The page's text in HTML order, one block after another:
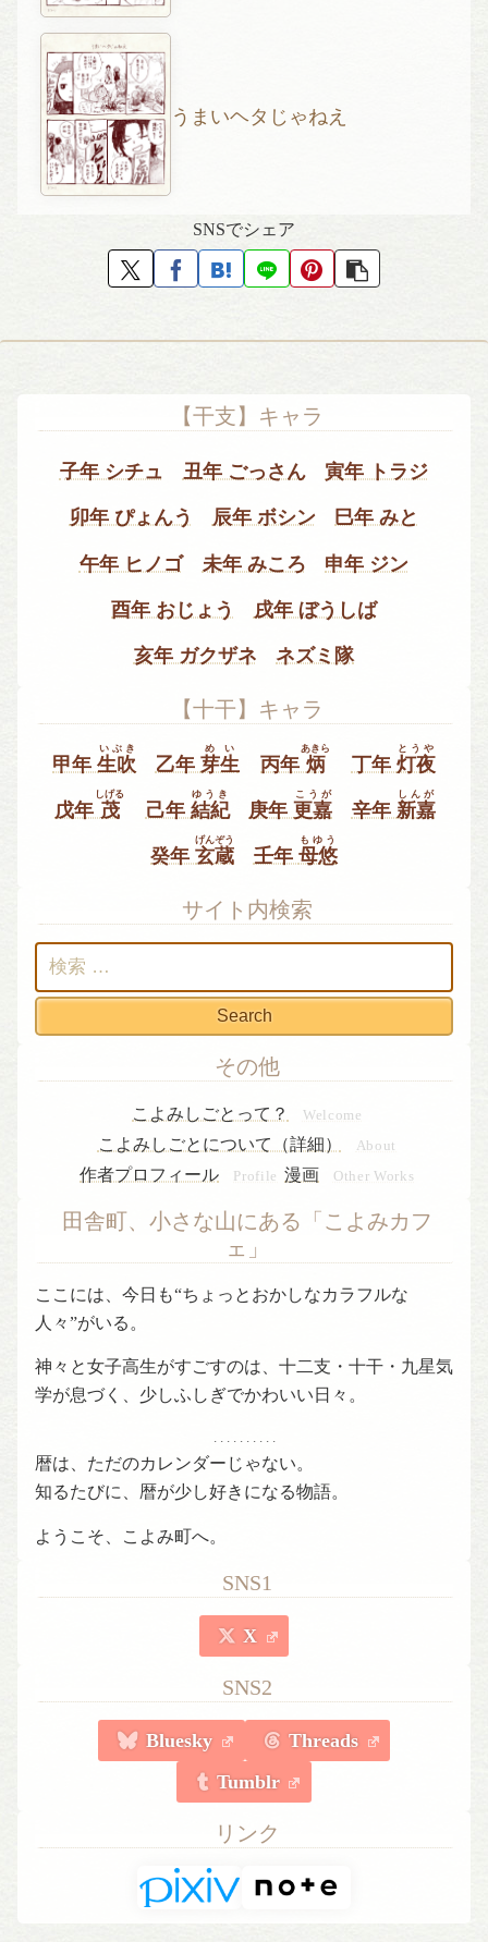
うまいヘタじゃねえ
SNSでシェア
【干支】キャラ
子年 シチュ 丑年 ごっさん 寅年 トラジ
卯年 ぴょんう 辰年 ボシン 巳年 みと
午年 ヒノゴ 未年 みころ 申年 ジン
酉年 おじょう 戌年 ぼうしば
亥年 ガクザネ ネズミ隊
【十干】キャラ
甲年生吹
いぶき
乙年 芽生
めい
丙年 炳
あきら
丁年 灯夜
とうや
戊年 茂
しげる
己年 結紀
ゆうき
庚年更嘉
こうが
辛年 新嘉
しんが
癸年玄蔵
げんぞう
壬年 母悠
もゆう
サイト内検索
索:
その他
こよみしごとって？ Welcome
こよみしごとについて（詳細） About
作者プロフィール Profile 漫画 Other Works
田舎町、小さな山にある「こよみカフ
ェ」
ここには、今日も“ちょっとおかしなカラフルな
人々”がいる。
神々と女子高生がすごすのは、十二支・十干・九星気
学が息づく、少しふしぎでかわいい日々。
暦は、ただのカレンダーじゃない。
知るたびに、暦が少し好きになる物語。
ようこそ、こよみ町へ。
SNS1
X
SNS2
Bluesky
Threads
Tumblr
リンク